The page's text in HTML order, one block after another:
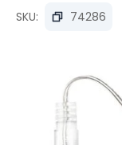
SKU: 74286